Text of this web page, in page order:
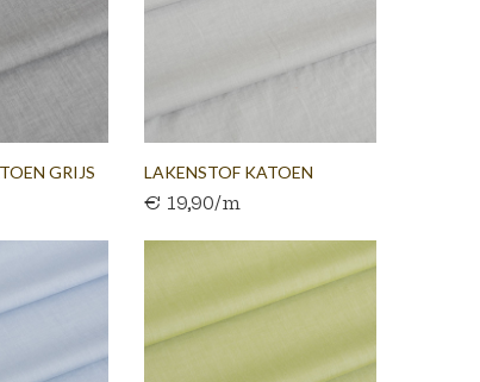
GRIJS
LAKENSTOF KATOEN
LICHTGRIJS...
€ 19,90/m